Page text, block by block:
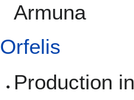
Armuna
Orfelis
Production